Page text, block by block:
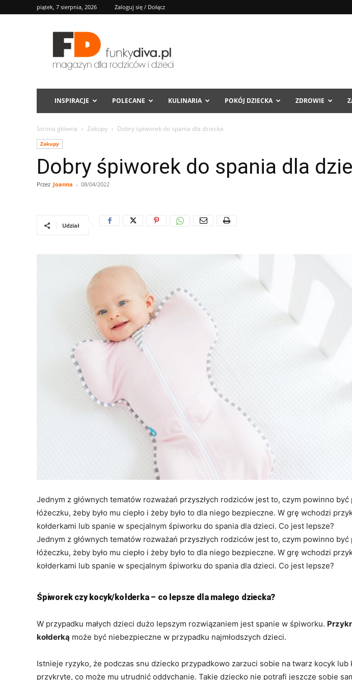
piątek, 7 sierpnia, 2026 Zaloguj się / Dołącz
FD
INSPIRACJE POLECANE KULINARIA POKÓJ DZIECKA ZDROWIE
Strona główna Zakupy Dobry śpiworek do spania dla dziecka
Zakupy
Dobry śpiworek do spania dla
Przez Joanna - 08/04/2022
Udział
Jednym z głównych tematów rozważań przyszłych rodziców jest to, czym powinno
łóżeczku, żeby było mu ciepło i żeby było to dla niego bezpieczne. W grę wchodzi
kołderkami lub spanie w specjalnym śpiworku do spania dla dzieci. Co jest lepsze?
Jednym z głównych tematów rozważań przyszłych rodziców jest to, czym powinno
łóżeczku, żeby było mu ciepło i żeby było to dla niego bezpieczne. W grę wchodzi
kołderkami lub spanie w specjalnym śpiworku do spania dla dzieci. Co jest lepsze?
Śpiworek czy kocyk/kołderka – co lepsze dla małego dziecka?
W przypadku małych dzieci dużo lepszym rozwiązaniem jest spanie w śpiworku.
kołderką może być niebezpieczne w przypadku najmłodszych dzieci.
Istnieje ryzyko, że podczas snu dziecko przypadkowo zarzuci sobie na twarz kocyk lub
przykryte, co może mu utrudnić oddychanie. Takie dziecko nie potrafi jeszcze sobie